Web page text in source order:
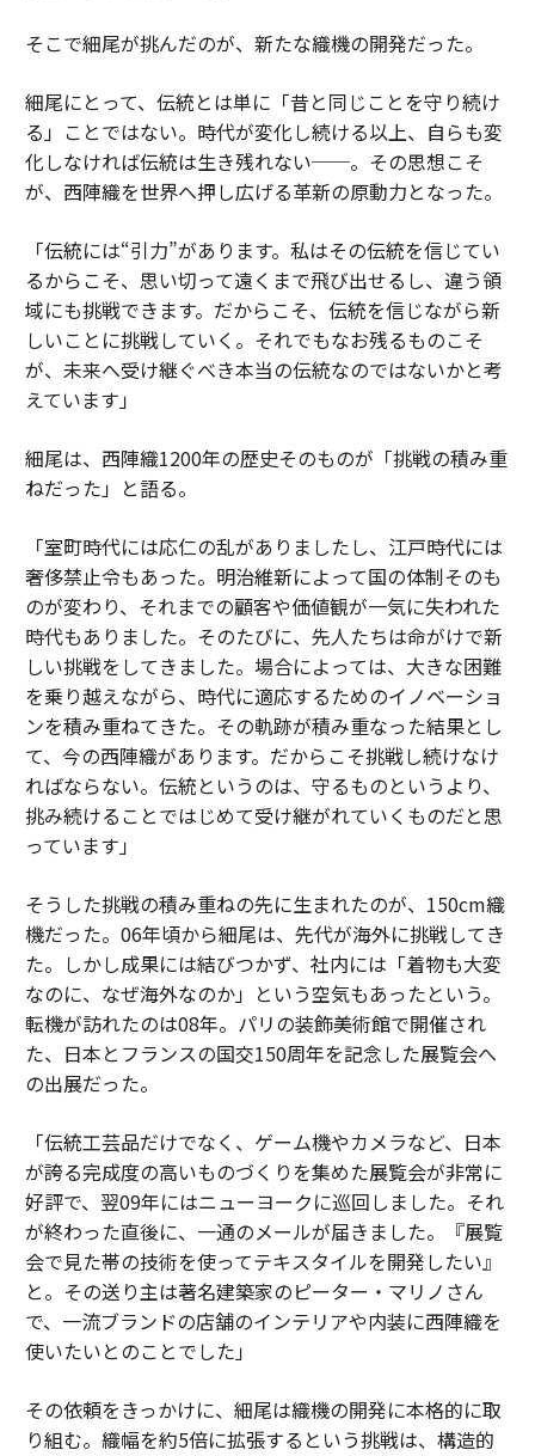
そこで細尾が挑んだのが、新たな織機の開発だった。
細尾にとって、伝統とは単に「昔と同じことを守り続け
る」ことではない。時代が変化し続ける以上、自らも変
化しなければ伝統は生き残れない──。その思想こそ
が、西陣織を世界へ押し広げる革新の原動力となった。
「伝統には“引力”があります。私はその伝統を信じてい
るからこそ、思い切って遠くまで飛び出せるし、違う領
域にも挑戦できます。だからこそ、伝統を信じながら新
しいことに挑戦していく。それでもなお残るものこそ
が、未来へ受け継ぐべき本当の伝統なのではないかと考
えています」
細尾は、西陣織1200年の歴史そのものが「挑戦の積み重
ねだった」と語る。
「室町時代には応仁の乱がありましたし、江戸時代には
奢侈禁止令もあった。明治維新によって国の体制そのも
のが変わり、それまでの顧客や価値観が一気に失われた
時代もありました。そのたびに、先人たちは命がけで新
しい挑戦をしてきました。場合によっては、大きな困難
を乗り越えながら、時代に適応するためのイノベーショ
ンを積み重ねてきた。その軌跡が積み重なった結果とし
て、今の西陣織があります。だからこそ挑戦し続けなけ
ればならない。伝統というのは、守るものというより、
挑み続けることではじめて受け継がれていくものだと思
っています」
そうした挑戦の積み重ねの先に生まれたのが、150cm織
機だった。06年頃から細尾は、先代が海外に挑戦してき
た。しかし成果には結びつかず、社内には「着物も大変
なのに、なぜ海外なのか」という空気もあったという。
転機が訪れたのは08年。パリの装飾美術館で開催され
た、日本とフランスの国交150周年を記念した展覧会へ
の出展だった。
「伝統工芸品だけでなく、ゲーム機やカメラなど、日本
が誇る完成度の高いものづくりを集めた展覧会が非常に
好評で、翌09年にはニューヨークに巡回しました。それ
が終わった直後に、一通のメールが届きました。『展覧
会で見た帯の技術を使ってテキスタイルを開発したい』
と。その送り主は著名建築家のピーター・マリノさん
で、一流ブランドの店舗のインテリアや内装に西陣織を
使いたいとのことでした」
その依頼をきっかけに、細尾は織機の開発に本格的に取
り組む。織幅を約5倍に拡張するという挑戦は、構造的